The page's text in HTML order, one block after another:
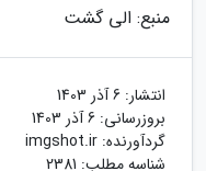
منبع: الی گشت
انتشار: 6 آذر 1403
بروزرسانی: 6 آذر 1403
گردآورنده: imgshot.ir
شناسه مطلب: 2381